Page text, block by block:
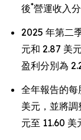
後*營運收入
2025 年第二
元和 2.87 美
盈利分別為
全年報告的每
美元，並將調
元至 11.60 美